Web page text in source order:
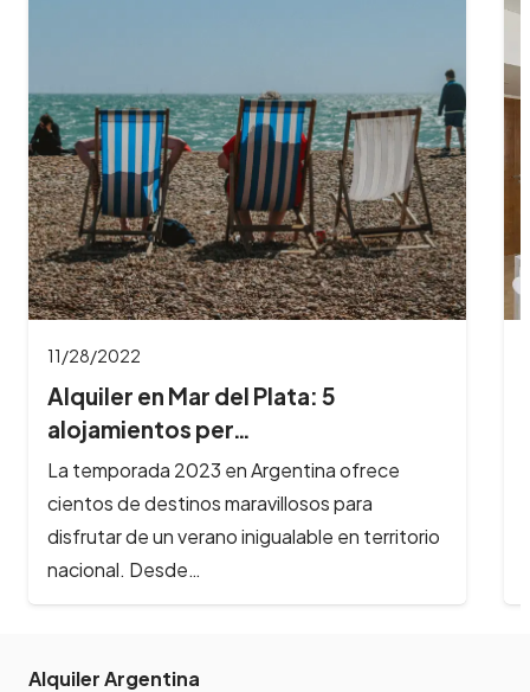
11/16/2022
4 departamentos en Buenos Aires
para alojarte…
La ciudad de la furia es uno de los destinos
más visitados en Argentina por su gran oferta
cultural y…
Alquiler Argentina